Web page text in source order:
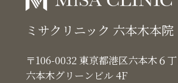
ミサクリニック 六本木本院
〒106-0032 東京都港区六本木６
六本木グリーンビル 4F